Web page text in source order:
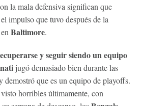
la mala defensiva significan que
impulso que tuvo después de la
Baltimore.
y seguir siendo un equipo
jugó demasiado bien durante las
demostró que es un equipo de playoffs.
horribles últimamente, con